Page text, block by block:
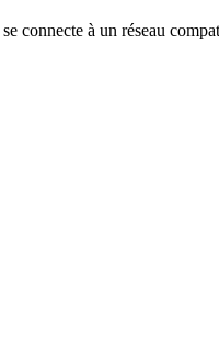
connecte à un réseau